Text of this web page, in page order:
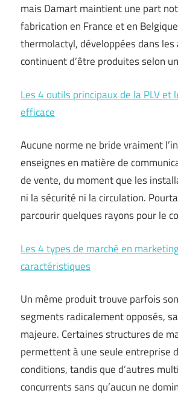
mais Damart maintient une part
fabrication en France et en
thermolactyl, développées dans
continuent d’être produites selon
Les 4 outils principaux de la PLV et
efficace
Aucune norme ne bride vraiment
enseignes en matière de
de vente, du moment que les
ni la sécurité ni la circulation.
parcourir quelques rayons pour le
Les 4 types de marché en
caractéristiques
Un même produit trouve parfois
segments radicalement opposés,
majeure. Certaines structures de
permettent à une seule entreprise
conditions, tandis que d’autres
concurrents sans qu’aucun ne